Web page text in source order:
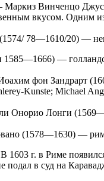
Винченцо
вкусом. Одним
78—1610/20) —
—
фон Зандрарт
Kunste; Michael
Онорио Лонги
(1578—1630) —
1603 г. в Риме
подал в суд на